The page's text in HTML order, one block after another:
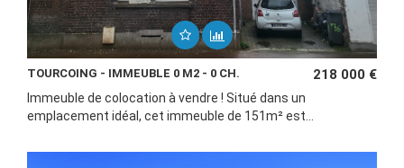
TOURCOING - IMMEUBLE 0 M2 - 0 CH. 218 000 €
Immeuble de colocation à vendre ! Situé dans un
emplacement idéal, cet immeuble de 151m² est...